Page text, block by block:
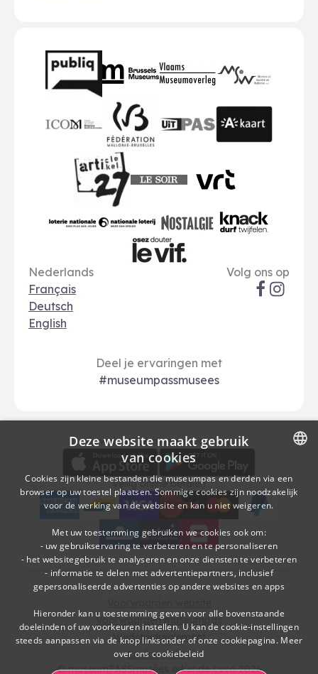
Partners
FWB
Art 27
Nostalgie
Taal opties
Nederlands
Français
Deutsch
English
Sociale
Volg ons op
Deel je ervaringen met
#museumpassmusees
Download
Download de museumpas-app
Betalingsopties
Veilig online betalen
American Express
bancontact
visa
Edenred
mc
paypal
kbc
Sodexo Cultuurcheques
belfius
© museumPASSmusées erkende cvso 2026
Voorwaarden museumpas
Wedstrijdreglement
Cookie policy
DUTCH
FRENCH
Deze website maakt gebruik
van cookies
Cookies zijn kleine bestanden die museumpas en derden via een
browser op uw toestel plaatsen. Sommige cookies zijn noodzakelijk
voor de werking van de website en kan u niet weigeren.
Met uw toestemming gebruiken we cookies ook om:
- uw gebruikservaring te verbeteren en te personaliseren
- het websitegebruik te analyseren en onze diensten te verbeteren
- informatie te delen met advertentiepartners, inclusief
gepersonaliseerde advertenties op andere websites en apps
Hieronder kan u toestemming geven voor alle bovenstaande
doeleinden of uw voorkeuren instellen. U kan de cookie-instellingen
steeds aanpassen via de knop linksonder of onze cookiepagina. Meer
over ons cookiebeleid